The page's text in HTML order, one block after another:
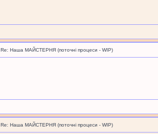
Re: Наша МАЙСТЕРНЯ (поточні процеси - WIP)
Re: Наша МАЙСТЕРНЯ (поточні процеси - WIP)